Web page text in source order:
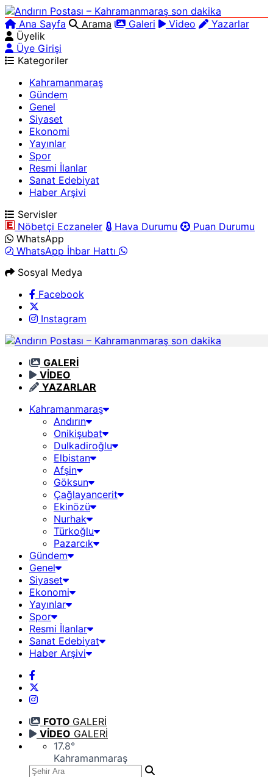
Ana Sayfa Arama Galeri Video
Yazarlar
Üyelik
Üye Girişi
Kategoriler
Kahramanmaraş
Gündem
Genel
Siyaset
Ekonomi
Yayınlar
Spor
Resmi İlanlar
Sanat Edebiyat
Haber Arşivi
Servisler
Nöbetçi Eczaneler
Hava Durumu
Puan Durumu
WhatsApp
WhatsApp İhbar Hattı
Sosyal Medya
Facebook
Instagram
GALERİ
VİDEO
YAZARLAR
Kahramanmaraş
Andırın
Onikişubat
Dulkadiroğlu
Elbistan
Afşin
Göksun
Çağlayancerit
Ekinözü
Nurhak
Türkoğlu
Pazarcık
Gündem
Genel
Siyaset
Ekonomi
Yayınlar
Spor
Resmi İlanlar
Sanat Edebiyat
Haber Arşivi
FOTO GALERİ
VİDEO GALERİ
17.8°
Kahramanmaraş